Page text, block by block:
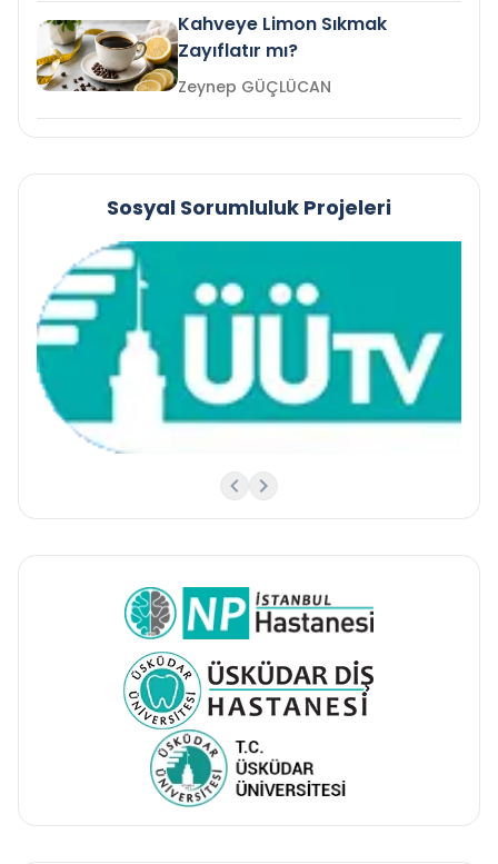
Kahveye Limon Sıkmak
Zayıflatır mı?
Zeynep GÜÇLÜCAN
Sosyal Sorumluluk Projeleri